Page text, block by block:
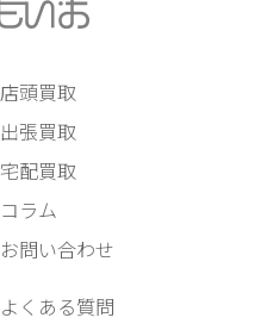
店頭買取
出張買取
宅配買取
コラム
お問い合わせ
よくある質問